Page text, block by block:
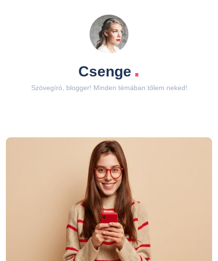
Csenge .
Szövegíró, blogger! Minden témában tőlem neked!